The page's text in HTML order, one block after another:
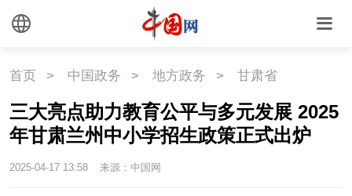
首页 > 中国政务 > 地方政务 > 甘肃省
三大亮点助力教育公平与多元发展 2025
年甘肃兰州中小学招生政策正式出炉
2025-04-17 13:58 来源：中国网